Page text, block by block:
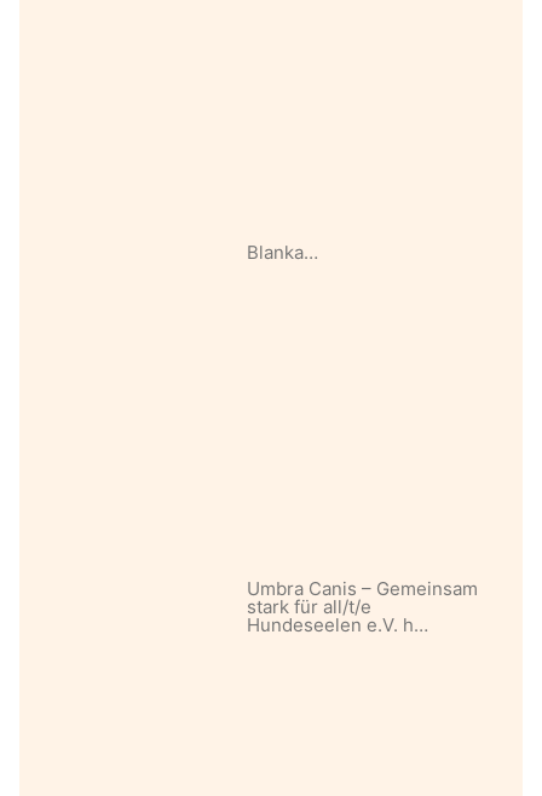
Blanka…
Umbra Canis – Gemeinsam
stark für all/t/e
Hundeseelen e.V. h…